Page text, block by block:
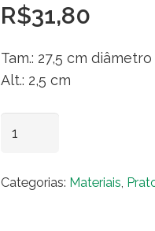
R$31,80
Tam.: 27,5 cm diâmetro
Alt.: 2,5 cm
Magari
Categorias: Materiais